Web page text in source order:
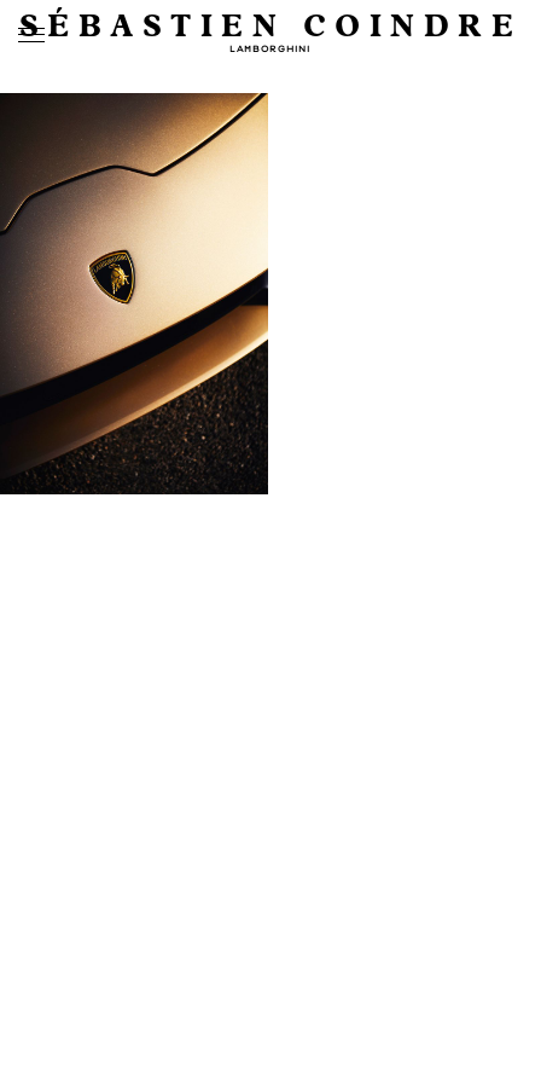
SÉBASTIEN COINDRE
LAMBORGHINI